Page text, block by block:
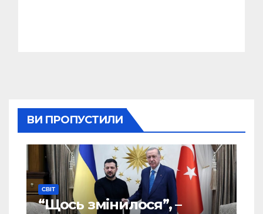
ВИ ПРОПУСТИЛИ
СВІТ
“Щось змінилося”, –